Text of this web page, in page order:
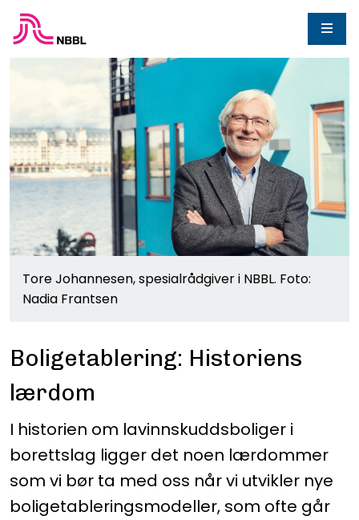
Tore Johannesen, spesialrådgiver i NBBL. Foto:
Nadia Frantsen
Boligetablering: Historiens
lærdom
I historien om lavinnskuddsboliger i
borettslag ligger det noen lærdommer
som vi bør ta med oss når vi utvikler nye
boligetableringsmodeller, som ofte går